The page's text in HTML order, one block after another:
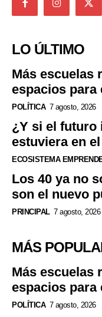
LO ÚLTIMO
Más escuelas
espacios para
POLÍTICA 7 agosto, 2026
¿Y si el futuro
estuviera en
ECOSISTEMA
Los 40 ya no
son el nuevo
PRINCIPAL 7 agosto, 2026
MÁS
Más escuelas
espacios para
POLÍTICA 7 agosto, 2026